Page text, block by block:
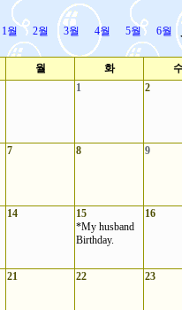
1월 2월 3월 4월 5월 6월
월 화
1
2
7 8 9
14
15
*My husband
Birthday.
16
21 22 23